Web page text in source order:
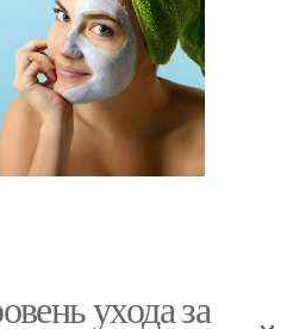
ухода за